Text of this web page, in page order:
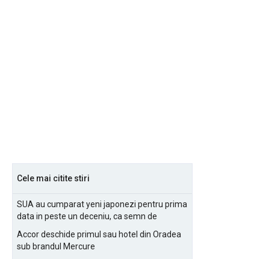
Cele mai citite stiri
SUA au cumparat yeni japonezi pentru prima
data in peste un deceniu, ca semn de
Accor deschide primul sau hotel din Oradea
sub brandul Mercure